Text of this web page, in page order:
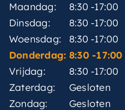
Maandag:
8:30 -17:00
Dinsdag:
8:30 -17:00
Woensdag:
8:30 -17:00
Donderdag: 8:30 -17:00
Vrijdag:
8:30 -17:00
Zaterdag:
Gesloten
Zondag:
Gesloten